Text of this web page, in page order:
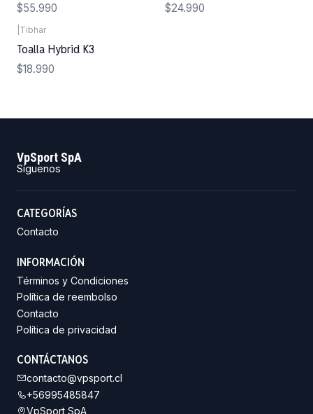
$55.990 $24.990
Tibhar
Toalla Hybrid K3
$18.990
VpSport SpA
Síguenos
CATEGORÍAS
Contacto
INFORMACIÓN
Términos y Condiciones
Política de reembolso
Contacto
Política de privacidad
CONTÁCTANOS
contacto@vpsport.cl
+56995485847
VpSport SpA